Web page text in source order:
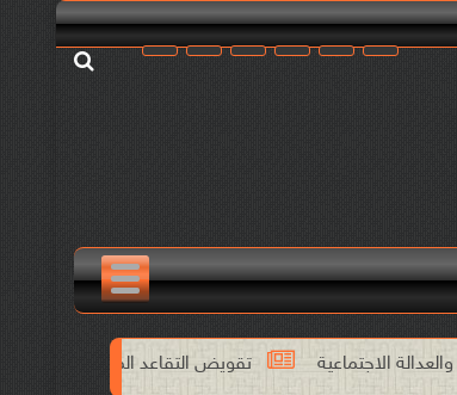
تقويض التقاعد المبكر يخالف الدستور والاتفاقيات